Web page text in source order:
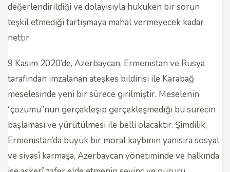
değerlendirildiği ve dolayısıyla hukuken bir sorun
teşkil etmediği tartışmaya mahal vermeyecek kadar
nettir.
9 Kasım 2020’de, Azerbaycan, Ermenistan ve Rusya
tarafından imzalanan ateşkes bildirisi ile Karabağ
meselesinde yeni bir sürece girilmiştir. Meselenin
“çözümü”nün gerçekleşip gerçekleşmediği bu sürecin
başlaması ve yürütülmesi ile belli olacaktır. Şimdilik,
Ermenistan’da büyük bir moral kaybının yanısıra sosyal
ve siyasî karmaşa, Azerbaycan yönetiminde ve halkında